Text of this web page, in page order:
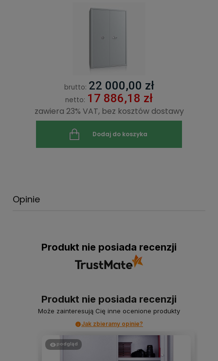
brutto: 22 000,00 zł
netto: 17 886,18 zł
zawiera 23% VAT, bez kosztów dostawy
Dodaj do koszyka
Opinie
Produkt nie posiada recenzji
Produkt nie posiada recenzji
Może zainteresują Cię inne ocenione produkty
Jak zbieramy opinie?
podgląd